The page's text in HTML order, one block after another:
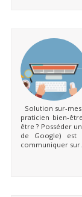
Solution sur-
praticien bien-
être ? Posséder
de Google) est
communiquer sur...